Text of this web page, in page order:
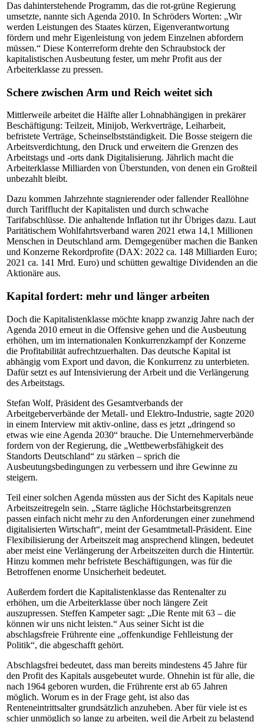
Das dahinterstehende Programm, das die rot-grüne Regierung
umsetzte, nannte sich Agenda 2010. In Schröders Worten: „Wir
werden Leistungen des Staates kürzen, Eigenverantwortung
fördern und mehr Eigenleistung von jedem Einzelnen abfordern
müssen.“ Diese Konterreform drehte den Schraubstock der
kapitalistischen Ausbeutung fester, um mehr Profit aus der
Arbeiterklasse zu pressen.
Schere zwischen Arm und Reich weitet sich
Mittlerweile arbeitet die Hälfte aller Lohnabhängigen in prekärer
Beschäftigung: Teilzeit, Minijob, Werkverträge, Leiharbeit,
befristete Verträge, Scheinselbstständigkeit. Die Bosse steigern die
Arbeitsverdichtung, den Druck und erweitern die Grenzen des
Arbeitstags und -orts dank Digitalisierung. Jährlich macht die
Arbeiterklasse Milliarden von Überstunden, von denen ein Großteil
unbezahlt bleibt.
Dazu kommen Jahrzehnte stagnierender oder fallender Reallöhne
durch Tarifflucht der Kapitalisten und durch schwache
Tarifabschlüsse. Die anhaltende Inflation tut ihr Übriges dazu. Laut
Paritätischem Wohlfahrtsverband waren 2021 etwa 14,1 Millionen
Menschen in Deutschland arm. Demgegenüber machen die Banken
und Konzerne Rekordprofite (DAX: 2022 ca. 148 Milliarden Euro;
2021 ca. 141 Mrd. Euro) und schütten gewaltige Dividenden an die
Aktionäre aus.
Kapital fordert: mehr und länger arbeiten
Doch die Kapitalistenklasse möchte knapp zwanzig Jahre nach der
Agenda 2010 erneut in die Offensive gehen und die Ausbeutung
erhöhen, um im internationalen Konkurrenzkampf der Konzerne
die Profitabilität aufrechtzuerhalten. Das deutsche Kapital ist
abhängig vom Export und davon, die Konkurrenz zu unterbieten.
Dafür setzt es auf Intensivierung der Arbeit und die Verlängerung
des Arbeitstags.
Stefan Wolf, Präsident des Gesamtverbands der
Arbeitgeberverbände der Metall- und Elektro-Industrie, sagte 2020
in einem Interview mit aktiv-online, dass es jetzt „dringend so
etwas wie eine Agenda 2030“ brauche. Die Unternehmerverbände
fordern von der Regierung, die „Wettbewerbsfähigkeit des
Standorts Deutschland“ zu stärken – sprich die
Ausbeutungsbedingungen zu verbessern und ihre Gewinne zu
steigern.
Teil einer solchen Agenda müssten aus der Sicht des Kapitals neue
Arbeitszeitregeln sein. „Starre tägliche Höchstarbeitsgrenzen
passen einfach nicht mehr zu den Anforderungen einer zunehmend
digitalisierten Wirtschaft“, meint der Gesamtmetall-Präsident. Eine
Flexibilisierung der Arbeitszeit mag ansprechend klingen, bedeutet
aber meist eine Verlängerung der Arbeitszeiten durch die Hintertür.
Hinzu kommen mehr befristete Beschäftigungen, was für die
Betroffenen enorme Unsicherheit bedeutet.
Außerdem fordert die Kapitalistenklasse das Rentenalter zu
erhöhen, um die Arbeiterklasse über noch längere Zeit
auszupressen. Steffen Kampeter sagt: „Die Rente mit 63 – die
können wir uns nicht leisten.“ Aus seiner Sicht ist die
abschlagsfreie Frührente eine „offenkundige Fehlleistung der
Politik“, die abgeschafft gehört.
Abschlagsfrei bedeutet, dass man bereits mindestens 45 Jahre für
den Profit des Kapitals ausgebeutet wurde. Ohnehin ist für alle, die
nach 1964 geboren wurden, die Frührente erst ab 65 Jahren
möglich. Worum es in der Frage geht, ist also das
Renteneintrittsalter grundsätzlich anzuheben. Aber für viele ist es
schier unmöglich so lange zu arbeiten, weil die Arbeit zu belastend